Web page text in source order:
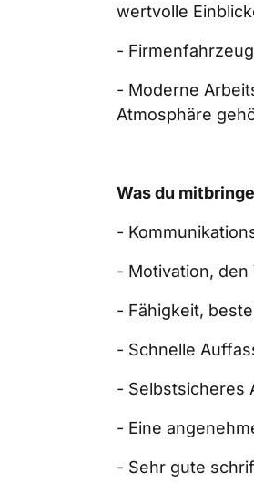
wertvolle
-
- Moderne
Atmosphäre
Was du
-
- Motivation,
- Fähigkeit,
- Schnelle
- Selbstsicheres
- Eine
- Sehr gute